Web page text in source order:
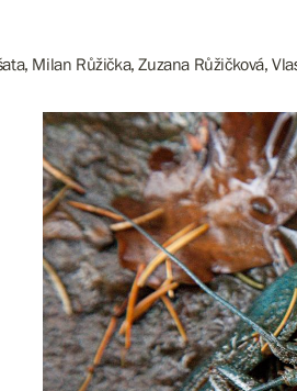
Milan Růžička, Zuzana Růžičková,